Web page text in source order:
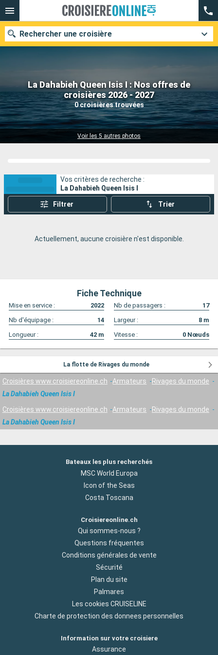
La Dahabieh Queen Isis I : Nos offres de
croisières 2026 - 2027
0 croisières trouvées
Voir les 5 autres photos
Rechercher une croisière
Nos destinations
Mois de départ
Compagnies
Vos critères de recherche :
La Dahabieh Queen Isis I
Filtrer Trier
Actuellement, aucune croisière n'est disponible.
Fiche Technique
Mise en service : 2022 Nb de passagers :
17
Nb d'équipage :
14 Largeur : 8 m
Longueur :
42 m Vitesse : 0 Nœuds
La flotte de Rivages du monde
Croisières www.croisiereonline.ch Armateurs
Rivages du monde
La Dahabieh Queen Isis I
Croisières www.croisiereonline.ch Armateurs
Rivages du monde
La Dahabieh Queen Isis I
Bateaux les plus recherchés
MSC World Europa
Icon of the Seas
Costa Toscana
Croisiereonline.ch
Qui sommes-nous ?
Questions fréquentes
Conditions générales de vente
Sécurité
Plan du site
Palmares
Les cookies CRUISELINE
Charte de protection des donnees personnelles
Information sur votre croisiere
Assurance